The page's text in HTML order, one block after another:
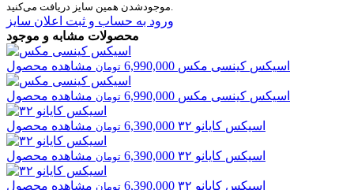
موجودشدن همین سایز دریافت می‌کنید.
ورود به حساب و ثبت اعلان سایز
محصولات مشابه و موجود
اسیکس کینسی مکس 6,990,000 تومان مشاهده محصول
اسیکس کینسی مکس 6,990,000 تومان مشاهده محصول
اسیکس کایانو ۳۲ 6,390,000 تومان مشاهده محصول
اسیکس کایانو ۳۲ 6,390,000 تومان مشاهده محصول
اسیکس کایانو ۳۲ 6,390,000 تومان مشاهده محصول